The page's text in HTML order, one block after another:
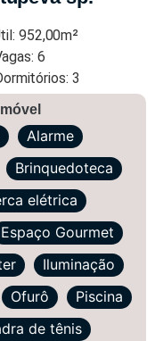
952,00m²
6
3
Alarme
Brinquedoteca
elétrica
Espaço Gourmet
Iluminação
Ofurô
Piscina
de tênis